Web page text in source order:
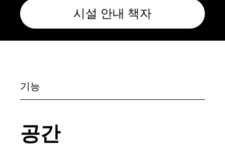
시설 안내 책자
기능
공간